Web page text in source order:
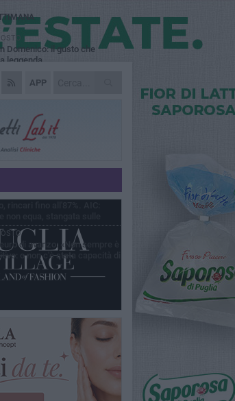
APP
Domenico: il gusto che
leggenda
in via Porta Pia: intervento
sei anni per un sogno:
"Megaad"
distributore di
di avanzo: «Non sempre è
o non c'è stata capacità di
state troppo alte»